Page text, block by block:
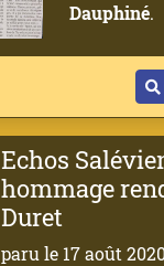
Dauphiné.
Echos
hommage
Duret
paru le 17 août